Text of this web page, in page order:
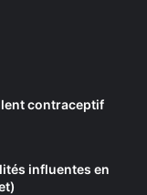
contraceptif
influentes en